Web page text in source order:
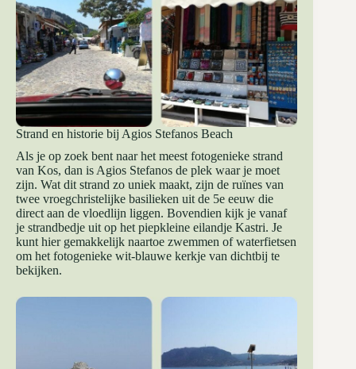
Strand en historie bij Agios Stefanos Beach
Als je op zoek bent naar het meest fotogenieke strand
van Kos, dan is Agios Stefanos de plek waar je moet
zijn. Wat dit strand zo uniek maakt, zijn de ruïnes van
twee vroegchristelijke basilieken uit de 5e eeuw die
direct aan de vloedlijn liggen. Bovendien kijk je vanaf
je strandbedje uit op het piepkleine eilandje Kastri. Je
kunt hier gemakkelijk naartoe zwemmen of waterfietsen
om het fotogenieke wit-blauwe kerkje van dichtbij te
bekijken.